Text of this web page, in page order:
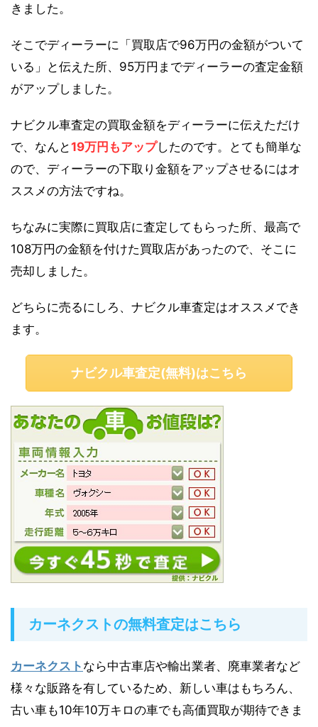
きました。
そこでディーラーに「買取店で96万円の金額がついて
いる」と伝えた所、95万円までディーラーの査定金額
がアップしました。
ナビクル車査定の買取金額をディーラーに伝えただけ
で、なんと19万円もアップしたのです。とても簡単な
ので、ディーラーの下取り金額をアップさせるにはオ
ススメの方法ですね。
ちなみに実際に買取店に査定してもらった所、最高で
108万円の金額を付けた買取店があったので、そこに
売却しました。
どちらに売るにしろ、ナビクル車査定はオススメでき
ます。
ナビクル車査定(無料)はこちら
カーネクストの無料査定はこちら
カーネクスト なら中古車店や輸出業者、廃車業者など
様々な販路を有しているため、新しい車はもちろん、
古い車も10年10万キロの車でも高価買取が期待できま